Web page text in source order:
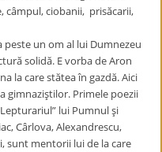
câmpul, ciobanii, prisăcarii,
peste un om al lui Dumnezeu
solidă. E vorba de Aron
la care stătea în gazdă. Aici
gimnaziştilor. Primele poezii
lui Pumnul şi
Cârlova, Alexandrescu,
sunt mentorii lui de la care